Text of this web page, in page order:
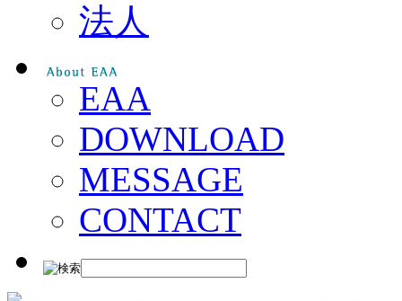
法人
EAA
DOWNLOAD
MESSAGE
CONTACT